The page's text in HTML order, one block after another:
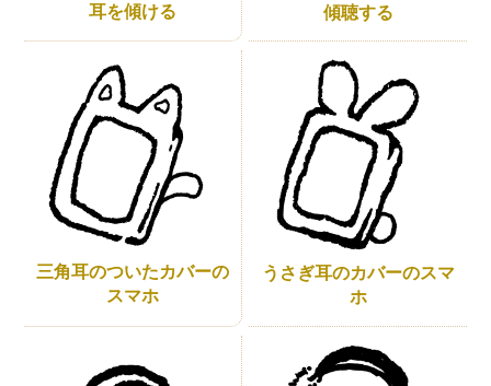
耳を傾ける 傾聴する
三角耳のついたカバーの
スマホ
うさぎ耳のカバーのスマ
ホ